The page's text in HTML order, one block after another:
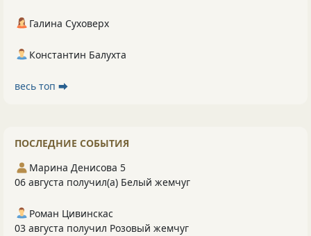
Галина Суховерх
Константин Балухта
весь топ ⮕
ПОСЛЕДНИЕ СОБЫТИЯ
Марина Денисова 5
06 августа получил(а) Белый жемчуг
Роман Цивинскас
03 августа получил Розовый жемчуг